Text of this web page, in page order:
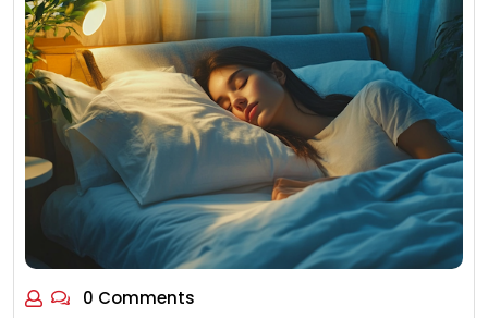
0 Comments